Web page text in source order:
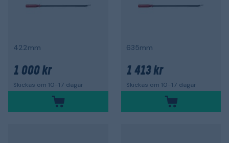
422mm
1 000 kr
Skickas om 10-17 dagar
635mm
1 413 kr
Skickas om 10-17 dagar